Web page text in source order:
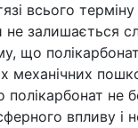
всього терміну
не залишається
що
механічних
не
впливу і